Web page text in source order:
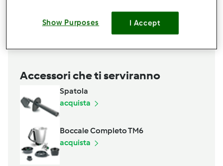
;1 uovo;2 tuorli
Accessori che ti serviranno
Spatola
acquista
Boccale Completo TM6
acquista
Show Purposes I Accept